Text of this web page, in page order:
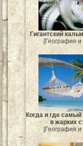
Гигантский
[География
Когда и где
в жарких
[География